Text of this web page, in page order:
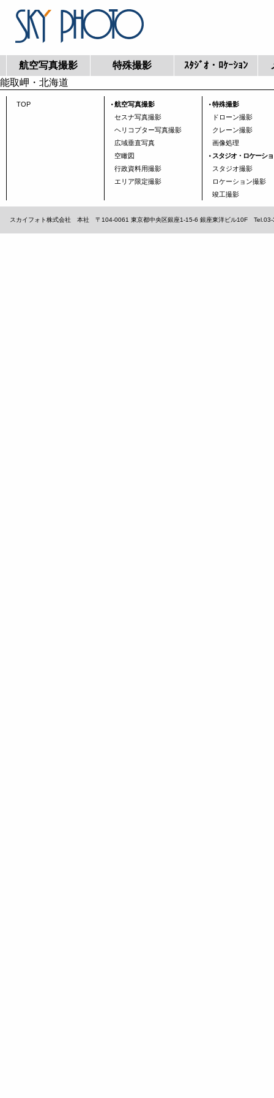
航空写真撮影 特殊撮影 ｽﾀｼﾞｵ・ﾛｹｰｼｮﾝ
能取岬・北海道
TOP
航空写真撮影
セスナ写真撮影
ヘリコプター写真撮影
広域垂直写真
空瞰図
行政資料用撮影
エリア限定撮影
特殊撮影
ドローン撮影
クレーン撮影
画像処理
スタジオ・ロケーシ
スタジオ撮影
ロケーション撮影
竣工撮影
スカイフォト株式会社 本社 〒104-0061 東京都中央区銀座1-15-6 銀座東洋ビル10F